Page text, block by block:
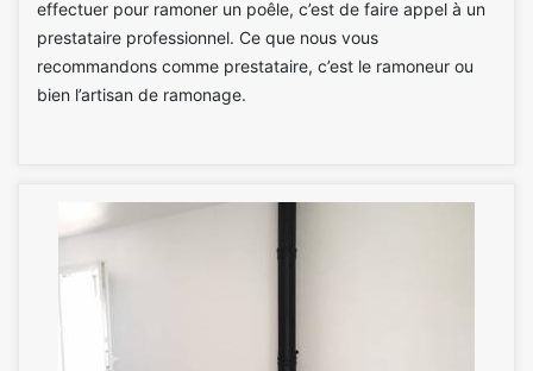
effectuer pour ramoner un poêle, c’est de faire appel à un
prestataire professionnel. Ce que nous vous
recommandons comme prestataire, c’est le ramoneur ou
bien l’artisan de ramonage.